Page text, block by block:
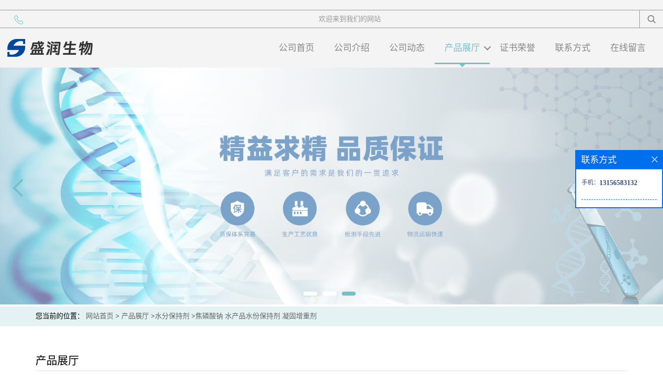
欢迎来到我们的网站
公司首页 公司介绍 公司动态 产品展厅 证书荣誉 联系方式 在线留言
您当前的位置： 网站首页 > 产品展厅 >水分保持剂 >焦磷酸钠 水产品水份保持剂 凝固增重剂
产品展厅
联系方式
手机： 13156583132